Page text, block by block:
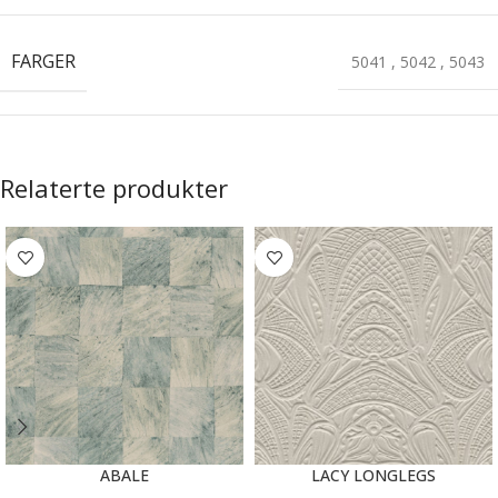
FARGER 5041 , 5042 , 5043
Relaterte produkter
ABALE LACY LONGLEGS